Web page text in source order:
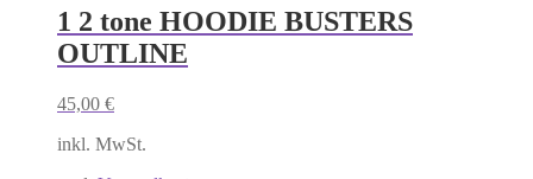
mehrere
Varianten
1 2 tone HOODIE BUSTERS
OUTLINE
45,00 €
inkl. MwSt.